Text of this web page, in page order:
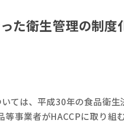
た衛生管理の制度
ては、平成30年の食品衛
等事業者がHACCPに取り